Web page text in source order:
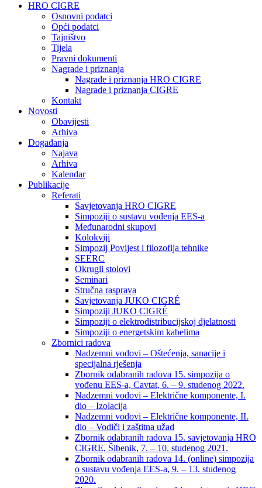
HRO CIGRE
Osnovni podatci​
Opći podatci
Tajništvo
Tijela
Pravni dokumenti
Nagrade i priznanja
Nagrade i priznanja HRO CIGRE
Nagrade i priznanja CIGRE
Kontakt
Novosti
Obavijesti
Arhiva
Događanja
Najava
Arhiva
Kalendar
Publikacije
Referati
Savjetovanja HRO CIGRE
Simpoziji o sustavu vođenja EES-a
Međunarodni skupovi
Kolokviji​
Simpozij Povijest i filozofija tehnike
SEERC
Okrugli stolovi
Seminari​
Stručna rasprava​
Savjetovanja JUKO CIGRÉ
Simpoziji JUKO CIGRÉ
Simpoziji o elektrodistribucijskoj djelatnosti
Simpoziji o energetskim kabelima
Zbornici radova
Nadzemni vodovi – Oštećenja, sanacije i
specijalna rješenja
Zbornik odabranih radova 15. simpozija o
vođenu EES-a, Cavtat, 6. – 9. studenog 2022.
Nadzemni vodovi – Električne komponente, I.
dio – Izolacija
Nadzemni vodovi – Električne komponente, II.
dio – Vodiči i zaštitna užad
Zbornik odabranih radova 15. savjetovanja HRO
CIGRE, Šibenik, 7. – 10. studenog 2021.
Zbornik odabranih radova 14. (online) simpozija
o sustavu vođenja EES-a, 9. – 13. studenog
2020.